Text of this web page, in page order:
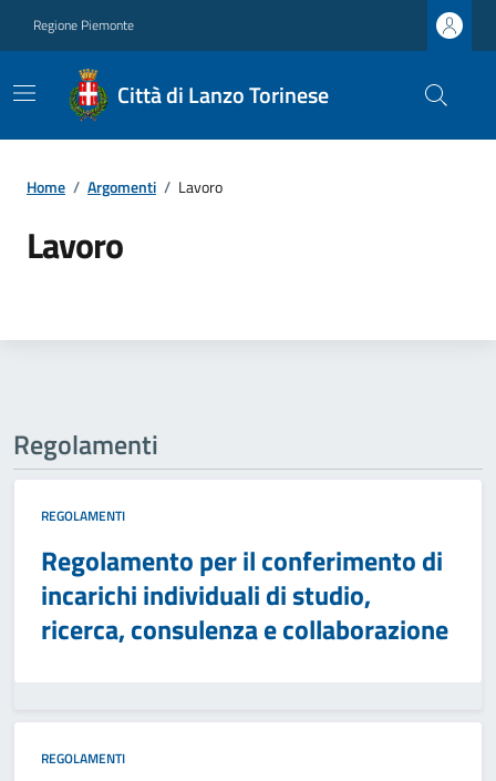
Regione Piemonte
Città di Lanzo Torinese
Home / Argomenti / Lavoro
Lavoro
Regolamenti
REGOLAMENTI
Regolamento per il conferimento di
incarichi individuali di studio,
ricerca, consulenza e collaborazione
REGOLAMENTI